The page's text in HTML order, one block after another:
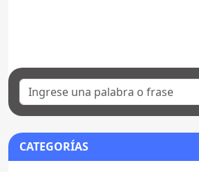
CATEGORÍAS